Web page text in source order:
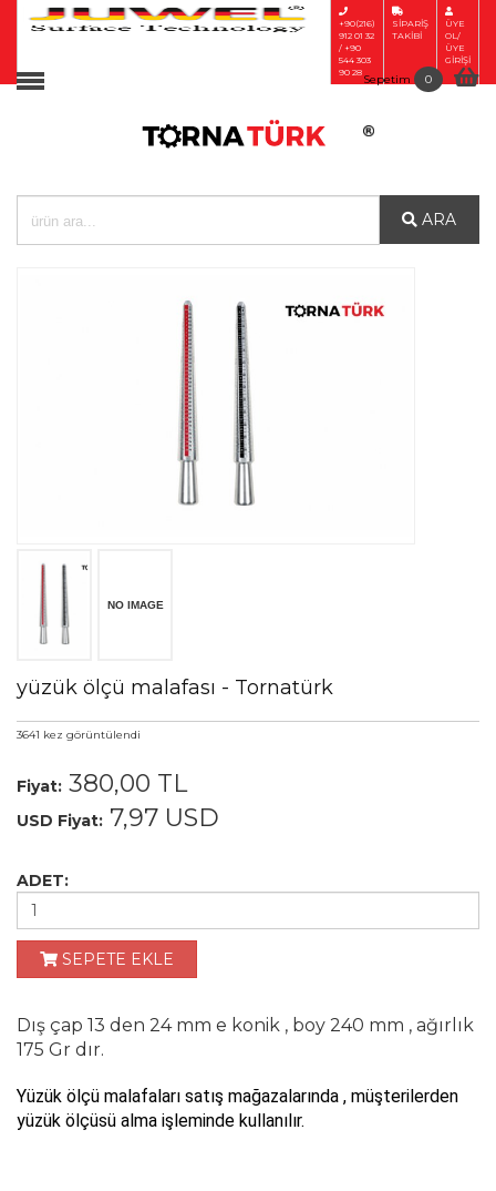
Tesbih İşleme El Aletleri
Kuyumcu Makinaları
Zımpara ve Aşındırıcılar
Pense ve Yan Keskiler
Kuyumcu Vitrinleri
Videolar
+90(216)
912 01 32
/ +90
544 303
90 28
SİPARİŞ
TAKİBİ
ÜYE
OL/
ÜYE
GİRİŞİ
ARA
Sepetim 0
yüzük ölçü malafası - Tornatürk
3641 kez görüntülendi
Fiyat: 380,00 TL
USD Fiyat: 7,97 USD
ADET:
SEPETE EKLE
Dış çap 13 den 24 mm e konik , boy 240 mm , ağırlık
175 Gr dır.
Yüzük ölçü malafaları satış mağazalarında , müşterilerden
yüzük ölçüsü alma işleminde kullanılır.